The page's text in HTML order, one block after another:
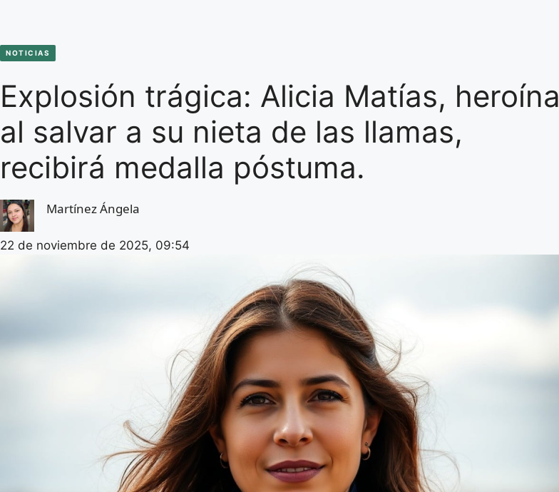
NOTICIAS
Explosión trágica: Alicia Matías, heroína
al salvar a su nieta de las llamas,
recibirá medalla póstuma.
Martínez Ángela
22 de noviembre de 2025, 09:54